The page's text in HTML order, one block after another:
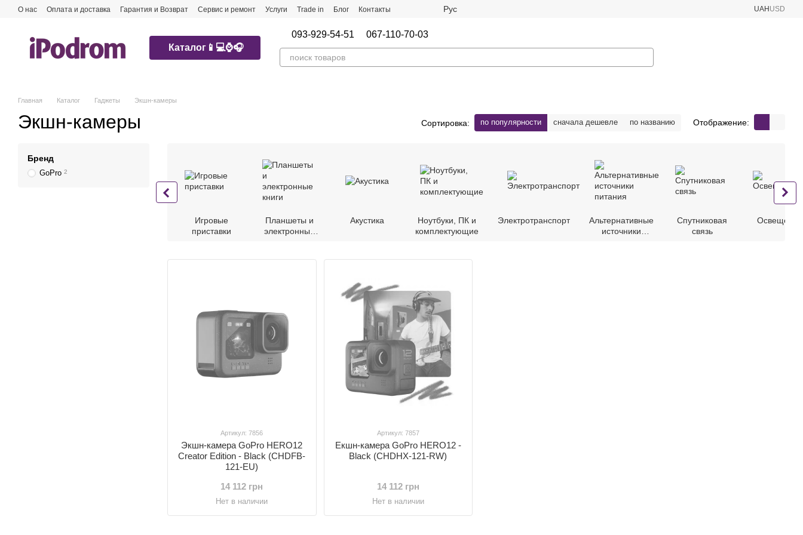
Перейти к основному контенту
О нас Оплата и доставка Гарантия и Возврат Сервис и ремонт Услуги Trade in Блог Контакты Рус UAH USD
Каталог📱💻⌚️🎧
093-929-54-51 067-110-70-03
Главная Каталог Гаджеты Экшн-камеры
Экшн-камеры Сортировка: по популярности сначала дешевле по названию Отображение:
Игровые
приставки
Планшеты и
электронные
Акустика
Ноутбуки, ПК и
комплектующие
Электротранспорт
Альтернативные
источники
Спутниковая
связь
Освещение
Артикул: 7856
Экшн-камера GoPro HERO12
Creator Edition - Black (CHDFB-
121-EU)
14 112 грн
Нет в наличии
Артикул: 7857
Екшн-камера GoPro HERO12 -
Black (CHDHX-121-RW)
14 112 грн
Нет в наличии
Бренд
GoPro 2